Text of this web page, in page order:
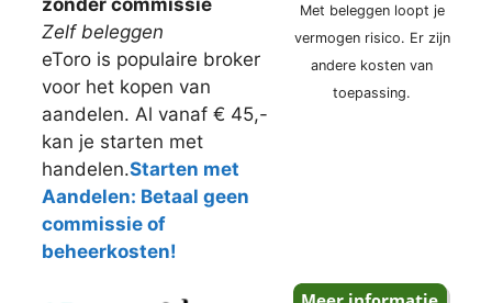
zonder commissie
Zelf beleggen
eToro is populaire broker
voor het kopen van
aandelen. Al vanaf € 45,-
kan je starten met
handelen.Starten met
Aandelen: Betaal geen
commissie of
beheerkosten!
Met beleggen loopt je
vermogen risico. Er zijn
andere kosten van
toepassing.